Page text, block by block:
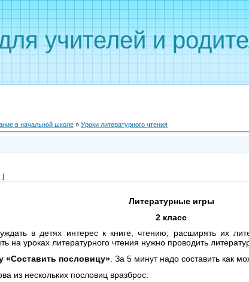
учителей и
в начальной школе » Уроки литературного чтения
]
Литературные игры
2 класс
в детях интерес к книге, чтению; расширять их
на уроках литературного чтения нужно проводить
«Составить пословицу» . За 5 минут надо составить как
из нескольких пословиц вразброс: